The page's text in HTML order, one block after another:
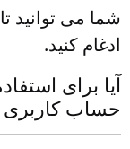
ادغام کنید.
آیا برای
حساب کاربری